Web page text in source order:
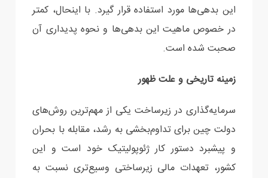
این بدهی‌ها مورد استفاده قرار گیرد. با اینحال، کمتر
در خصوص ماهیت این بدهی‌ها و نحوه پدیداری آن
صحبت شده است.
زمینه تاریخی و علت ظهور
سرمایه‌گذاری در زیرساخت یکی از مهم‌ترین روش‌های
دولت چین برای تداوم‌بخشی به رشد، مقابله با بحران
و پیشبرد دستور کار ژئوپولیتیک خود است و این
کشور، تعهدات مالی زیرساختی وسیع‌تری نسبت به